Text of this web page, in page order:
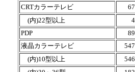
CRTカラーテレビ
67
(内)22型以上
4
PDP
89
液晶カラーテレビ
547
(内)10型以上
546